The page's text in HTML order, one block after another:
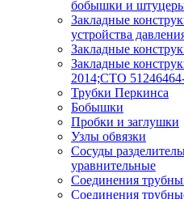
бобышки и
Закладные
устройства
Закладные
Закладные
2014;СТО
Трубки Перкинса
Бобышки
Пробки и заглушки
Узлы обвязки
Сосуды
уравнительные
Соединения
Соединения